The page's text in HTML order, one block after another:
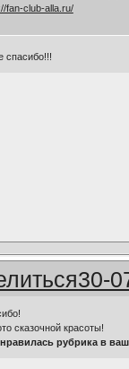
fan-club-alla.ru/
спасибо!!!
30-
сказочной красоты!
рубрика в